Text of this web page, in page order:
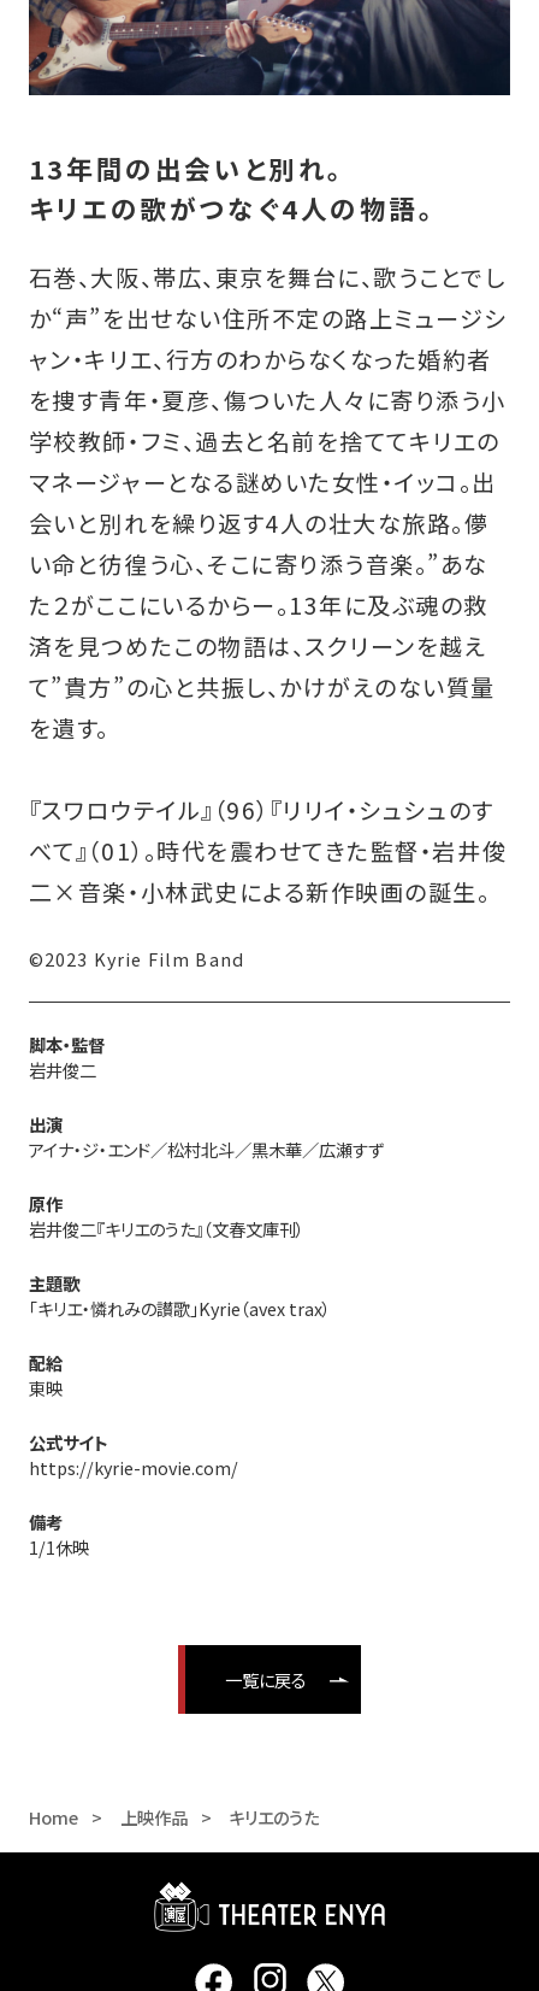
13年間の出会いと別れ。
キリエの歌がつなぐ4人の物語。
石巻、大阪、帯広、東京を舞台に、歌うことでし
か“声”を出せない住所不定の路上ミュージシ
ャン・キリエ、行方のわからなくなった婚約者
を捜す青年・夏彦、傷ついた人々に寄り添う小
学校教師・フミ、過去と名前を捨ててキリエの
マネージャーとなる謎めいた女性・イッコ。出
会いと別れを繰り返す4人の壮大な旅路。儚
い命と彷徨う心、そこに寄り添う音楽。”あな
た２がここにいるからー。13年に及ぶ魂の救
済を見つめたこの物語は、スクリーンを越え
て”貴方”の心と共振し、かけがえのない質量
を遺す。
『スワロウテイル』（96）『リリイ・シュシュのす
べて』（01）。時代を震わせてきた監督・岩井俊
二×音楽・小林武史による新作映画の誕生。
©2023 Kyrie Film Band
脚本・監督
岩井俊二
出演
アイナ・ジ・エンド／松村北斗／黒木華／広瀬すず
原作
岩井俊二『キリエのうた』（文春文庫刊）
主題歌
「キリエ・憐れみの讃歌」Kyrie（avex trax）
配給
東映
公式サイト
https://kyrie-movie.com/
備考
1/1休映
一覧に戻る
Home 上映作品 キリエのうた